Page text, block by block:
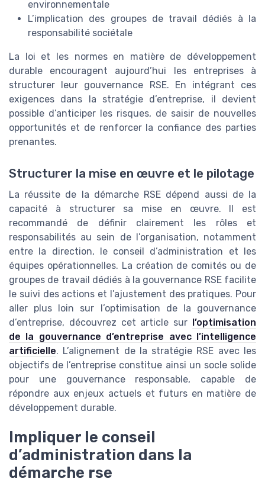
environnementale
L’implication des groupes de travail dédiés à la
responsabilité sociétale
La loi et les normes en matière de développement
durable encouragent aujourd’hui les entreprises à
structurer leur gouvernance RSE. En intégrant ces
exigences dans la stratégie d’entreprise, il devient
possible d’anticiper les risques, de saisir de nouvelles
opportunités et de renforcer la confiance des parties
prenantes.
Structurer la mise en œuvre et le pilotage
La réussite de la démarche RSE dépend aussi de la
capacité à structurer sa mise en œuvre. Il est
recommandé de définir clairement les rôles et
responsabilités au sein de l’organisation, notamment
entre la direction, le conseil d’administration et les
équipes opérationnelles. La création de comités ou de
groupes de travail dédiés à la gouvernance RSE facilite
le suivi des actions et l’ajustement des pratiques. Pour
aller plus loin sur l’optimisation de la gouvernance
d’entreprise, découvrez cet article sur l’optimisation
de la gouvernance d’entreprise avec l’intelligence
artificielle. L’alignement de la stratégie RSE avec les
objectifs de l’entreprise constitue ainsi un socle solide
pour une gouvernance responsable, capable de
répondre aux enjeux actuels et futurs en matière de
développement durable.
Impliquer le conseil
d’administration dans la
démarche rse